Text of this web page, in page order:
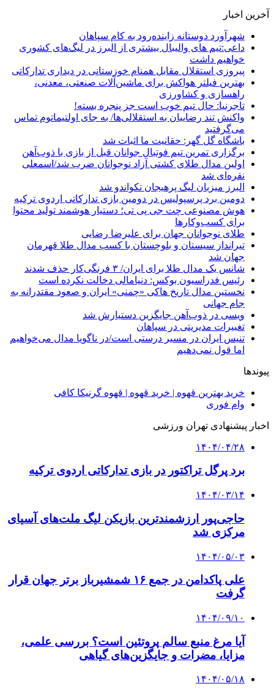
آخرین اخبار
شهرآورد دوستانه زاینده‌رود به کام سپاهان
داعی:تیم های والیبال بیشتری از البرز در لیگ‌های کشوری
خواهیم داشت
پیروزی استقلال مقابل همنام خوزستانی در دیداری تدارکاتی
بهترین فیلتر هواکش برای ماشین‌آلات صنعتی، معدنی،
راهسازی و کشاورزی
تاجرنیا: حال تیم خوب است جز پنجره بسته!
واکنش تند رضاییان به استقلالی‌ها/ به جای اولتیماتوم تماس
می‌گرفتید
باشگاه گل گهر: حقانیت ما اثبات شد
برگزاری تمرین تیم فوتبال جوانان قبل از بازی با ذوب‌آهن
اولین مدال طلای کشتی آزاد نوجوانان ضرب شد/اسمعلی
نقره‌ای شد
البرز میزبان لیگ پرهیجان تکواندو شد
دومین برد پرسپولیس در دومین بازی تدارکاتی اردوی ترکیه
هوش مصنوعی چت جی پی تی؛ دستیار هوشمند تولید محتوا
برای کسب‌وکارها
طلای نوجوانان جهان برای علیرضا رضایی
تیرانداز سیستان و بلوچستان با کسب مدال طلا قهرمان
جهان شد
شانس یک مدال طلا برای ایران/ ۳ فرنگی‌کار حذف شدند
رئیس فدراسیون بوکس: دنیامالی دخالت نکرده است
نخستین مدال تاریخ هاکی «چمنی» ایران و صعود مقتدرانه به
جام جهانی
ویسی در ذوب‌آهن جایگزین دستیارش شد
تغییرات مدیریتی در سپاهان
تنیس ایران در مسیر درستی است/در ناگویا مدال می‌خواهیم
اما قول نمی‌دهیم
پیوندها
خرید بهترین قهوه | خرید قهوه | قهوه گرنیکا کافی
وام فوری
اخبار پیشنهادی تهران ورزشی
۱۴۰۴/۰۴/۲۸
برد پرگل تراکتور در بازی تدارکاتی اردوی ترکیه
۱۴۰۴/۰۳/۱۴
حاجی‌پور ارزشمندترین بازیکن لیگ ملت‌های آسیای
مرکزی شد
۱۴۰۴/۰۵/۰۳
علی پاکدامن در جمع ۱۶ شمشیرباز برتر جهان قرار
گرفت
۱۴۰۴/۰۹/۱۰
آیا مرغ منبع سالم پروتئین است؟ بررسی علمی،
مزایا، مضرات و جایگزین‌های گیاهی
۱۴۰۴/۰۵/۱۸